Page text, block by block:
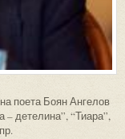
поета Боян Ангелов
– детелина”, “Тиара”,